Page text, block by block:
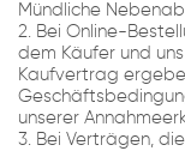
Mündliche
2. Bei Online-
dem Käufer und
Kaufvertrag
unserer
3. Bei Verträgen,